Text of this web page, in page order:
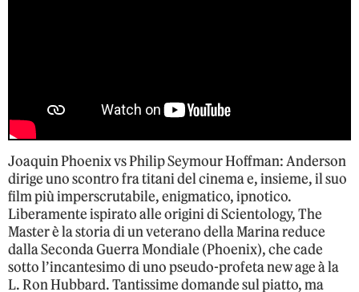
Joaquin Phoenix vs Philip Seymour Hoffman: Anderson
dirige uno scontro fra titani del cinema e, insieme, il suo
film più imperscrutabile, enigmatico, ipnotico.
Liberamente ispirato alle origini di Scientology, The
Master è la storia di un veterano della Marina reduce
dalla Seconda Guerra Mondiale (Phoenix), che cade
sotto l’incantesimo di uno pseudo-profeta new age à la
L. Ron Hubbard. Tantissime domande sul piatto, ma